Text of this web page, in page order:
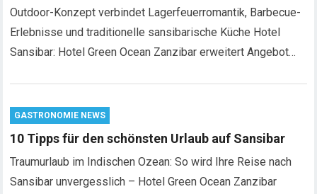
Outdoor-Konzept verbindet Lagerfeuerromantik, Barbecue-
Erlebnisse und traditionelle sansibarische Küche Hotel
Sansibar: Hotel Green Ocean Zanzibar erweitert Angebot…
GASTRONOMIE NEWS
10 Tipps für den schönsten Urlaub auf Sansibar
Traumurlaub im Indischen Ozean: So wird Ihre Reise nach
Sansibar unvergesslich – Hotel Green Ocean Zanzibar